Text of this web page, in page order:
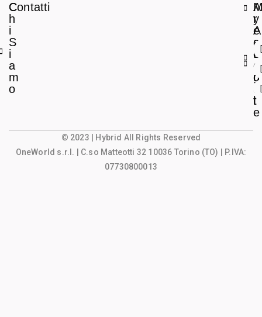
C
h
i
S
i
a
m
o
Contatti
A
r
e
a
L
e
g
l
e
y
A
c
c
o
u
t
© 2023 | Hybrid All Rights Reserved
OneWorld s.r.l.
| C.so Matteotti 32 10036 Torino (TO) | P.IVA:
07730800013